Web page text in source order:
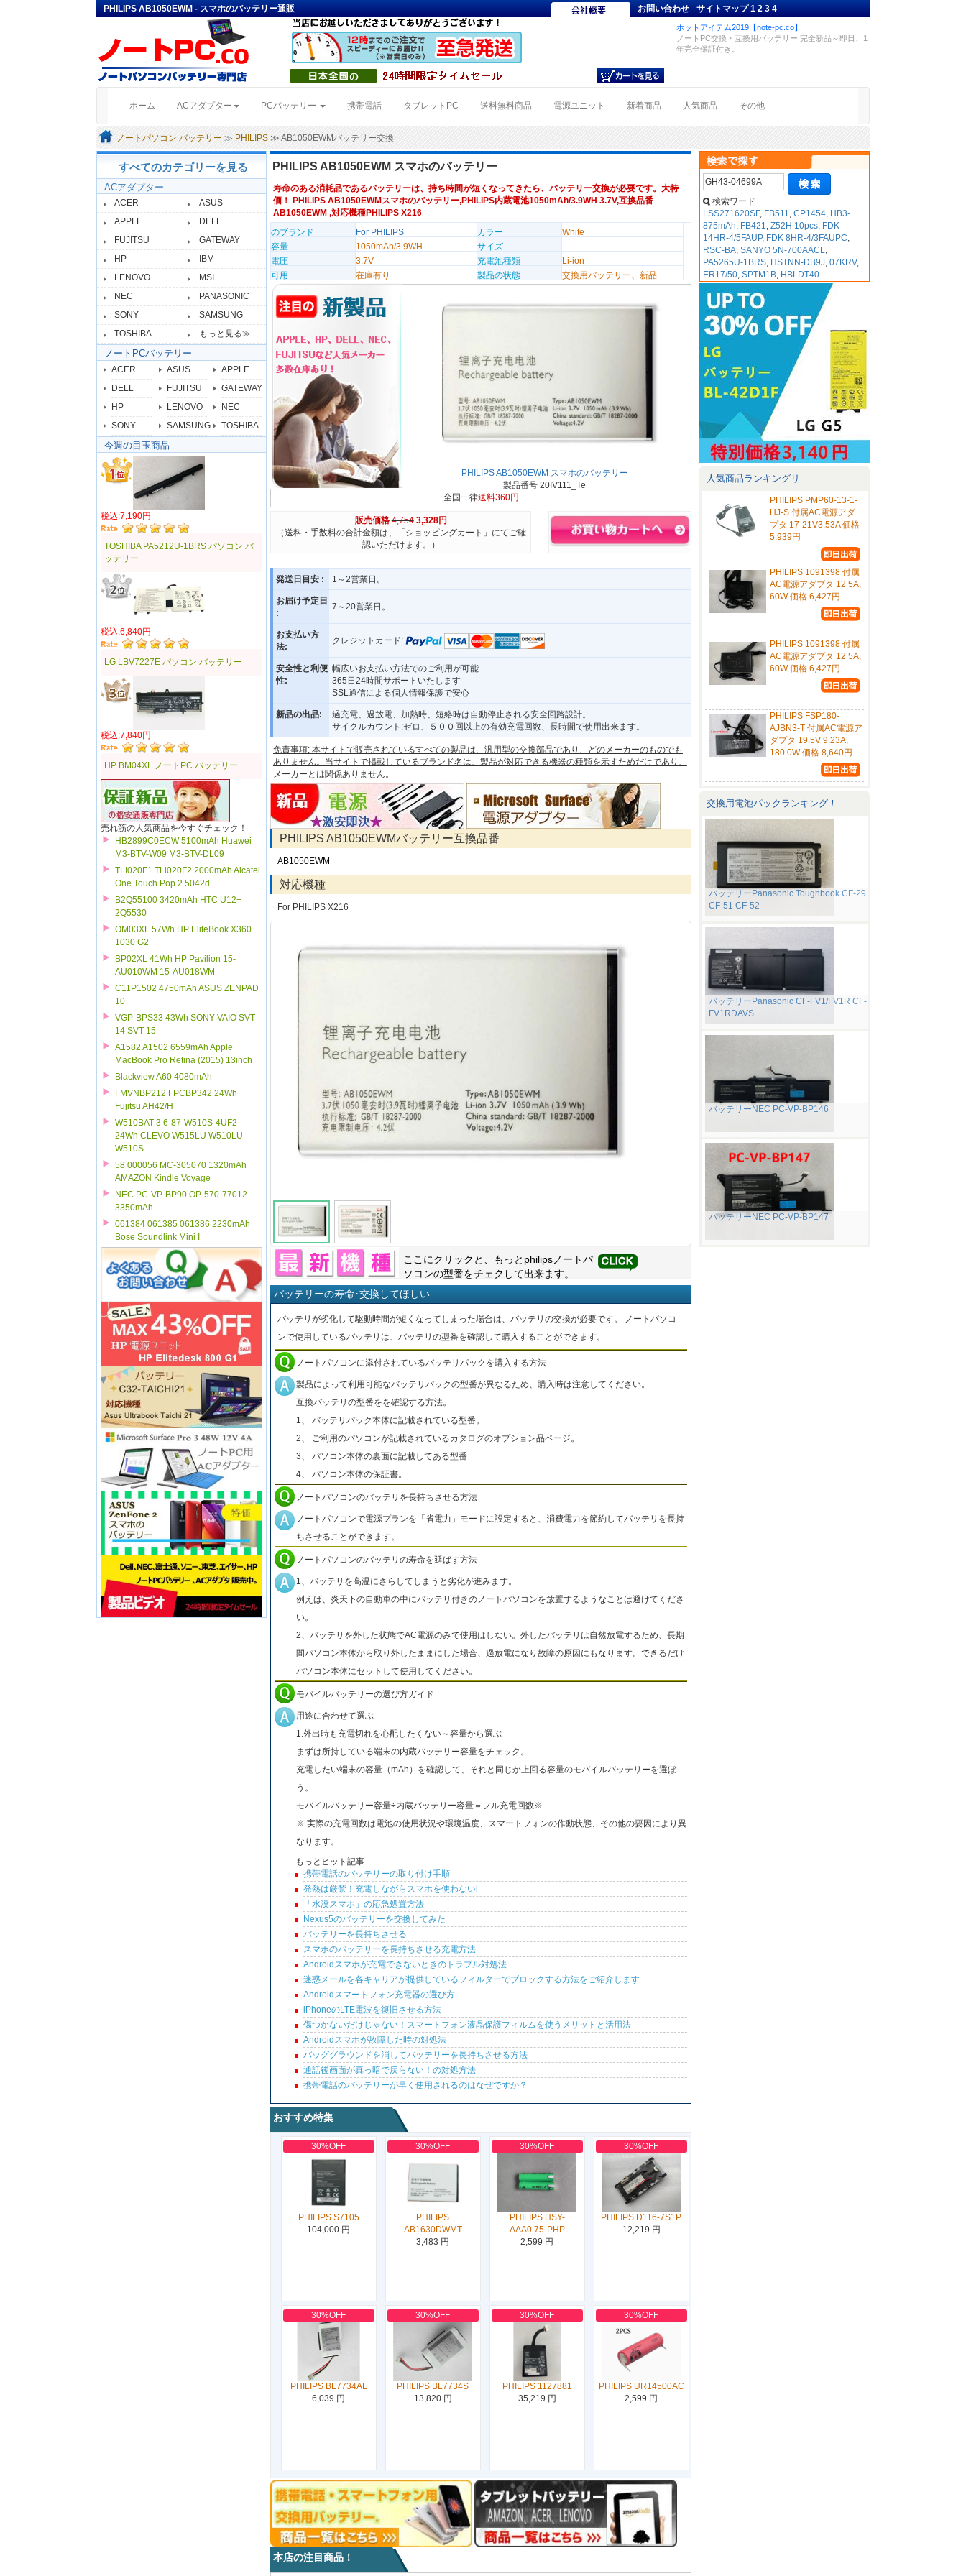
PHILIPS AB1050EWM - スマホのバッテリー通販 お問い合わせ サイトマップ 1234
ホットアイテム2019【note-pc.co】
ノートPC交換・互換用バッテリー 完全新品～即日、1
年完全保証付き。
ホーム (current)ACアダプター PCバッテリー 携帯電話 タブレットPC 送料無料商品 電源ユニット 新着商品 人気商品 その他
ノートパソコン バッテリー ≫ PHILIPS ≫ AB1050EWMバッテリー交換
すべてのカテゴリーを見る
ACアダプター
ACER
ASUS
APPLE
DELL
FUJITSU
GATEWAY
HP
IBM
LENOVO
MSI
NEC
PANASONIC
SONY
SAMSUNG
TOSHIBA
もっと見る≫
ノートPCバッテリー
ACER ASUS
APPLE
DELL
FUJITSU
GATEWAY
HP
LENOVO
NEC
SONY
SAMSUNG TOSHIBA
今週の目玉商品
税込:7,190円
TOSHIBA PA5212U-1BRS パソコン バ
ッテリー
税込:6,840円
LG LBV7227E パソコン バッテリー
税込:7,840円
HP BM04XL ノートPC バッテリー
売れ筋の人気商品を今すぐチェック！
HB2899C0ECW 5100mAh Huawei
M3-BTV-W09 M3-BTV-DL09
TLI020F1 TLi020F2 2000mAh Alcatel
One Touch Pop 2 5042d
B2Q55100 3420mAh HTC U12+
2Q5530
OM03XL 57Wh HP EliteBook X360
1030 G2
BP02XL 41Wh HP Pavilion 15-
AU010WM 15-AU018WM
C11P1502 4750mAh ASUS ZENPAD
10
VGP-BPS33 43Wh SONY VAIO SVT-
14 SVT-15
A1582 A1502 6559mAh Apple
MacBook Pro Retina (2015) 13inch
Blackview A60 4080mAh
FMVNBP212 FPCBP342 24Wh
Fujitsu AH42/H
W510BAT-3 6-87-W510S-4UF2
24Wh CLEVO W515LU W510LU
W510S
58 000056 MC-305070 1320mAh
AMAZON Kindle Voyage
NEC PC-VP-BP90 OP-570-77012
3350mAh
061384 061385 061386 2230mAh
Bose Soundlink Mini I
PHILIPS AB1050EWM スマホのバッテリー
寿命のある消耗品であるバッテリーは、持ち時間が短くなってきたら、バッテリー交換が必要です。大特
価！ PHILIPS AB1050EWMスマホのバッテリー,PHILIPS内蔵電池1050mAh/3.9WH 3.7V,互換品番
AB1050EWM ,対応機種PHILIPS X216
のブランド
For PHILIPS カラー
White
容量
1050mAh/3.9WH
サイズ
電圧
3.7V 充電池種類
Li-ion
可用
在庫有り 製品の状態 交換用バッテリー、新品
PHILIPS AB1050EWM スマホのバッテリー
製品番号 20IV111_Te
全国一律送料360円
販売価格 4,754 3,328円
（送料・手数料の合計金額は、「ショッピングカート」にてご確
認いただけます。）
発送日目安 : 1～2営業日。
お届け予定日
:
7～20営業日。
お支払い方
法:
クレジットカード:
安全性と利便
性:
幅広いお支払い方法でのご利用が可能
365日24時間サポートいたします
SSL通信による個人情報保護で安心
新品の出品:
過充電、過放電、加熱時、短絡時は自動停止される安全回路設計。
サイクルカウント:ゼロ、５００回以上の有効充電回数、長時間で使用出来ます。
免責事項: 本サイトで販売されているすべての製品は、汎用型の交換部品であり、どのメーカーのものでも
ありません。当サイトで掲載しているブランド名は、製品が対応できる機器の種類を示すためだけであり、
メーカーとは関係ありません。
PHILIPS AB1050EWMバッテリー互換品番
AB1050EWM
対応機種
For PHILIPS X216
ここにクリックと、もっと philipsノートパ
ソコンの型番をチェクして出来ます。
バッテリーの寿命･交換してほしい
バッテリが劣化して駆動時間が短くなってしまった場合は、バッテリの交換が必要です。 ノートパソコ
ンで使用しているバッテリは、バッテリの型番を確認して購入することができます。
ノートパソコンに添付されているバッテリパックを購入する方法
製品によって利用可能なバッテリパックの型番が異なるため、購入時は注意してください。
互換バッテリの型番をを確認する方法。
1、 バッテリパック本体に記載されている型番。
2、 ご利用のパソコンが記載されているカタログのオプション品ページ。
3、 パソコン本体の裏面に記載してある型番
4、 パソコン本体の保証書。
ノートパソコンのバッテリを長持ちさせる方法
ノートパソコンで電源プランを「省電力」モードに設定すると、消費電力を節約してバッテリを長持
ちさせることができます。
ノートパソコンのバッテリの寿命を延ばす方法
1、バッテリを高温にさらしてしまうと劣化が進みます。
例えば、炎天下の自動車の中にバッテリ付きのノートパソコンを放置するようなことは避けてくださ
い。
2、バッテリを外した状態でAC電源のみで使用はしない。外したバッテリは自然放電するため、長期
間パソコン本体から取り外したままにした場合、過放電になり故障の原因にもなります。できるだけ
パソコン本体にセットして使用してください。
モバイルバッテリーの選び方ガイド
用途に合わせて選ぶ
1.外出時も充電切れを心配したくない～容量から選ぶ
まずは所持している端末の内蔵バッテリー容量をチェック。
充電したい端末の容量（mAh）を確認して、それと同じか上回る容量のモバイルバッテリーを選ぼ
う。
モバイルバッテリー容量÷内蔵バッテリー容量＝フル充電回数※
※ 実際の充電回数は電池の使用状況や環境温度、スマートフォンの作動状態、その他の要因により異
なります。
もっとヒット記事
携帯電話のバッテリーの取り付け手順
発熱は厳禁！充電しながらスマホを使わないl
「水没スマホ」の応急処置方法
Nexus5のバッテリーを交換してみた
バッテリーを長持ちさせる
スマホのバッテリーを長持ちさせる充電方法
Androidスマホが充電できないときのトラブル対処法
迷惑メールを各キャリアが提供しているフィルターでブロックする方法をご紹介します
Androidスマートフォン充電器の選び方
iPhoneのLTE電波を復旧させる方法
傷つかないだけじゃない！スマートフォン液晶保護フィルムを使うメリットと活用法
Androidスマホが故障した時の対処法
バッググラウンドを消してバッテリーを長持ちさせる方法
通話後画面が真っ暗で戻らない！の対処方法
携帯電話のバッテリーが早く使用されるのはなぜですか？
おすすめ特集
30%OFF
PHILIPS S7105
104,000 円
30%OFF
PHILIPS
AB1630DWMT
3,483 円
30%OFF
PHILIPS HSY-
AAA0.75-PHP
2,599 円
30%OFF
PHILIPS D116-7S1P
12,219 円
30%OFF
PHILIPS BL7734AL
6,039 円
30%OFF
PHILIPS BL7734S
13,820 円
30%OFF
PHILIPS 1127881
35,219 円
30%OFF
PHILIPS UR14500AC
2,599 円
本店の注目商品！
検索ワード
LSS271620SF, FB511,CP1454, HB3-
875mAh, FB421,Z52H 10pcs, FDK
14HR-4/5FAUP, FDK 8HR-4/3FAUPC,
RSC-BA,SANYO 5N-700AACL,
PA5265U-1BRS, HSTNN-DB9J,07KRV,
ER17/50,SPTM1B, HBLDT40
人気商品ランキングリ
PHILIPS PMP60-13-1-
HJ-S 付属AC電源アダ
プタ 17-21V3.53A 価格
5,939円
PHILIPS 1091398 付属
AC電源アダプタ 12 5A,
60W 価格 6,427円
PHILIPS 1091398 付属
AC電源アダプタ 12 5A,
60W 価格 6,427円
PHILIPS FSP180-
AJBN3-T 付属AC電源ア
ダプタ 19.5V 9.23A,
180.0W 価格 8,640円
交換用電池パックランキング！
バッテリーPanasonic Toughbook CF-29
CF-51 CF-52
バッテリーPanasonic CF-FV1/FV1R CF-
FV1RDAVS
バッテリーNEC PC-VP-BP146
バッテリーNEC PC-VP-BP147